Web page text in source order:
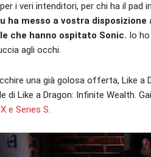
i veri intenditori, per chi ha il pad
ha messo a vostra
che hanno ospitato Sonic. Io
agli occhi.
una già golosa offerta, Like a
di Like a Dragon: Infinite Wealth.
e Series S.